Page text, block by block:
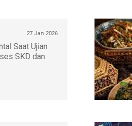
27 Jan 2026
Saat Ujian
SKD dan